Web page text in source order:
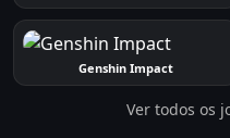
Genshin Impact
Ver todos os